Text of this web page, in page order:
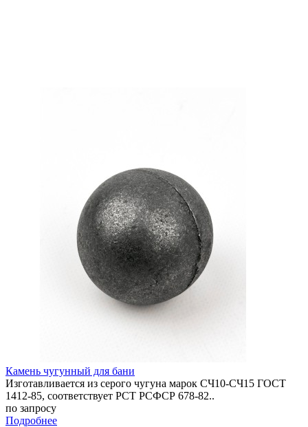
Камень чугунный для бани
Изготавливается из серого чугуна марок СЧ10-СЧ15 ГОСТ
1412-85, соответствует РСТ РСФСР 678-82..
по запросу
Подробнее